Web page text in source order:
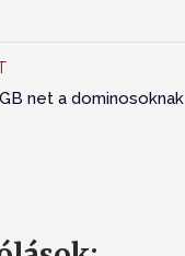
net a dominosoknak